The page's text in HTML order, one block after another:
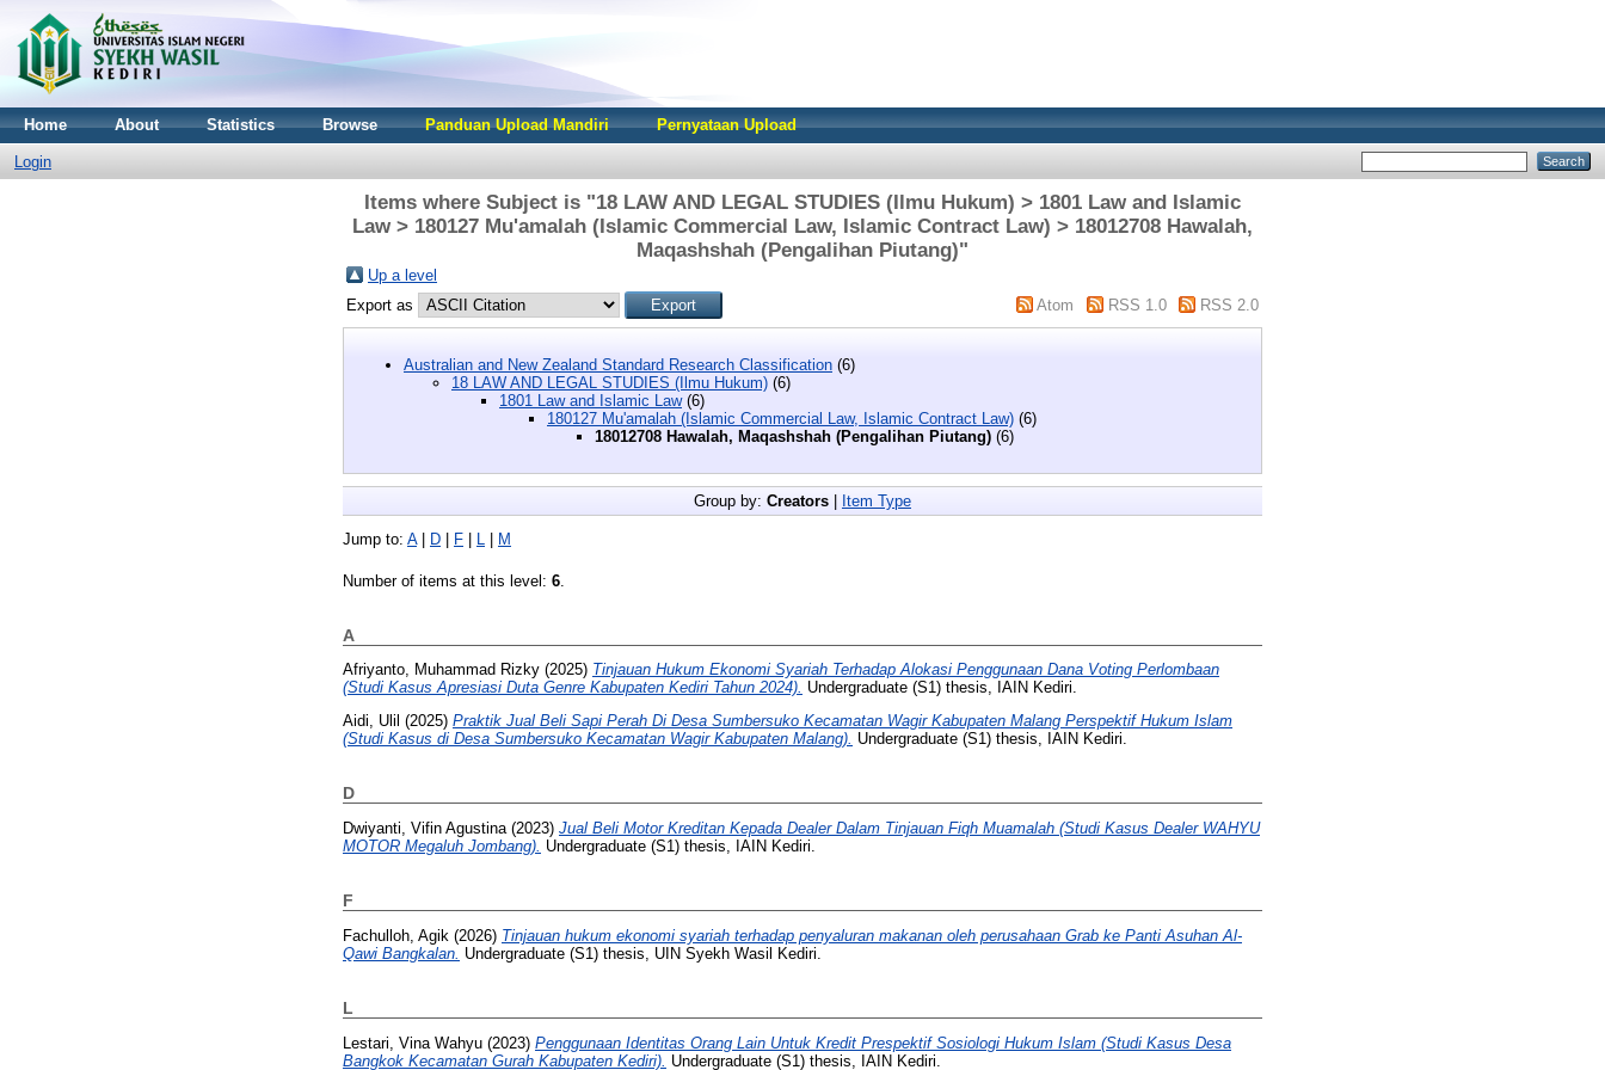
Home About Statistics Browse Panduan Upload Mandiri Pernyataan Upload
Login
Items where Subject is "18 LAW AND LEGAL STUDIES (Ilmu Hukum) > 1801 Law and Islamic
Law > 180127 Mu'amalah (Islamic Commercial Law, Islamic Contract Law) > 18012708 Hawalah,
Maqashshah (Pengalihan Piutang)"
Up a level
Export as
Atom RSS 1.0 RSS 2.0
Australian and New Zealand Standard Research Classification (6)
18 LAW AND LEGAL STUDIES (Ilmu Hukum) (6)
1801 Law and Islamic Law(6)
180127 Mu'amalah (Islamic Commercial Law, Islamic Contract Law) (6)
18012708 Hawalah, Maqashshah (Pengalihan Piutang) (6)
Group by: Creators | Item Type
Jump to: A| D | F | L | M
Number of items at this level: 6
A
Afriyanto, Muhammad Rizky (2025) Tinjauan Hukum Ekonomi Syariah Terhadap Alokasi Penggunaan Dana Voting Perlombaan
(Studi Kasus Apresiasi Duta Genre Kabupaten Kediri Tahun 2024). Undergraduate (S1) thesis, IAIN Kediri.
Aidi, Ulil (2025) Praktik Jual Beli Sapi Perah Di Desa Sumbersuko Kecamatan Wagir Kabupaten Malang Perspektif Hukum Islam
(Studi Kasus di Desa Sumbersuko Kecamatan Wagir Kabupaten Malang). Undergraduate (S1) thesis, IAIN Kediri.
D
Dwiyanti, Vifin Agustina (2023) Jual Beli Motor Kreditan Kepada Dealer Dalam Tinjauan Fiqh Muamalah (Studi Kasus Dealer WAHYU
MOTOR Megaluh Jombang). Undergraduate (S1) thesis, IAIN Kediri.
F
Fachulloh, Agik (2026) Tinjauan hukum ekonomi syariah terhadap penyaluran makanan oleh perusahaan Grab ke Panti Asuhan Al-
Qawi Bangkalan. Undergraduate (S1) thesis, UIN Syekh Wasil Kediri.
L
Lestari, Vina Wahyu (2023) Penggunaan Identitas Orang Lain Untuk Kredit Prespektif Sosiologi Hukum Islam (Studi Kasus Desa
Bangkok Kecamatan Gurah Kabupaten Kediri). Undergraduate (S1) thesis, IAIN Kediri.